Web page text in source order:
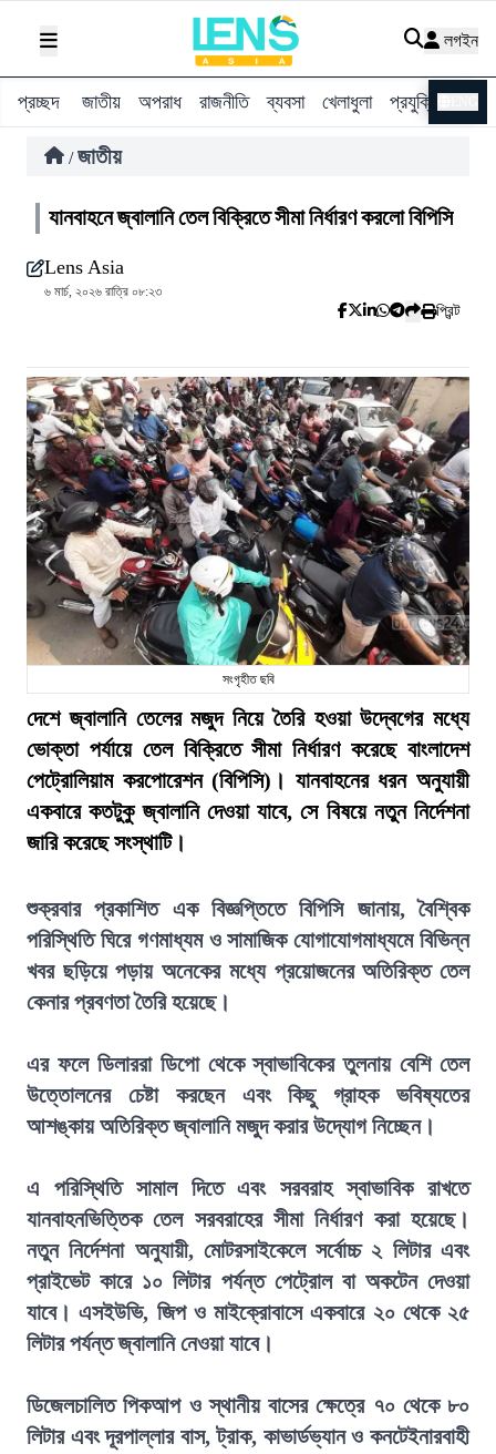
লগইন
প্রচ্ছদ জাতীয় অপরাধ রাজনীতি ব্যবসা খেলাধুলা প্রযুক্তি
/ জাতীয়
যানবাহনে জ্বালানি তেল বিক্রিতে সীমা নির্ধারণ করলো বিপিসি
Lens Asia
৬ মার্চ, ২০২৬ রাত্রি ০৮:২৩
প্রিন্ট
সংগৃহীত ছবি
দেশে জ্বালানি তেলের মজুদ নিয়ে তৈরি হওয়া উদ্বেগের মধ্যে
ভোক্তা পর্যায়ে তেল বিক্রিতে সীমা নির্ধারণ করেছে বাংলাদেশ
পেট্রোলিয়াম করপোরেশন (বিপিসি)। যানবাহনের ধরন অনুযায়ী
একবারে কতটুকু জ্বালানি দেওয়া যাবে, সে বিষয়ে নতুন নির্দেশনা
জারি করেছে সংস্থাটি।
শুক্রবার প্রকাশিত এক বিজ্ঞপ্তিতে বিপিসি জানায়, বৈশ্বিক
পরিস্থিতি ঘিরে গণমাধ্যম ও সামাজিক যোগাযোগমাধ্যমে বিভিন্ন
খবর ছড়িয়ে পড়ায় অনেকের মধ্যে প্রয়োজনের অতিরিক্ত তেল
কেনার প্রবণতা তৈরি হয়েছে।
এর ফলে ডিলাররা ডিপো থেকে স্বাভাবিকের তুলনায় বেশি তেল
উত্তোলনের চেষ্টা করছেন এবং কিছু গ্রাহক ভবিষ্যতের
আশঙ্কায় অতিরিক্ত জ্বালানি মজুদ করার উদ্যোগ নিচ্ছেন।
এ পরিস্থিতি সামাল দিতে এবং সরবরাহ স্বাভাবিক রাখতে
যানবাহনভিত্তিক তেল সরবরাহের সীমা নির্ধারণ করা হয়েছে।
নতুন নির্দেশনা অনুযায়ী, মোটরসাইকেলে সর্বোচ্চ ২ লিটার এবং
প্রাইভেট কারে ১০ লিটার পর্যন্ত পেট্রোল বা অকটেন দেওয়া
যাবে। এসইউভি, জিপ ও মাইক্রোবাসে একবারে ২০ থেকে ২৫
লিটার পর্যন্ত জ্বালানি নেওয়া যাবে।
ডিজেলচালিত পিকআপ ও স্থানীয় বাসের ক্ষেত্রে ৭০ থেকে ৮০
লিটার এবং দূরপাল্লার বাস, ট্রাক, কাভার্ডভ্যান ও কনটেইনারবাহী